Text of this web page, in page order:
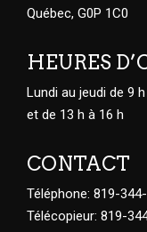
Québec, G0P 1C0
HEURES
Lundi au jeudi de 9
et de 13 h à 16 h
CONTACT
Téléphone: 819-
Télécopieur: 819-